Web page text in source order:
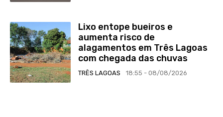
Lixo entope bueiros e
aumenta risco de
alagamentos em Três Lagoas
com chegada das chuvas
TRÊS LAGOAS 18:55 - 08/08/2026